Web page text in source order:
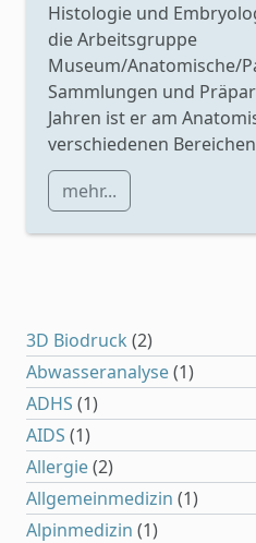
Histologie und
die Arbeitsgruppe
Museum/Anatomische/
Sammlungen und
Jahren ist er am
verschiedenen
mehr...
3D Biodruck (2)
Abwasseranalyse(1)
ADHS (1)
AIDS (1)
Allergie(2)
Allgemeinmedizin (1)
Alpinmedizin (1)